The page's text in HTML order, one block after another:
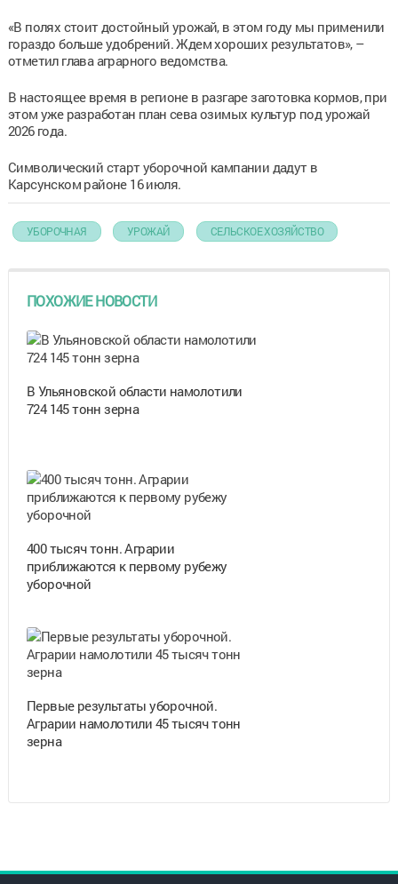
«В полях стоит достойный урожай, в этом году мы применили
гораздо больше удобрений. Ждем хороших результатов», –
отметил глава аграрного ведомства.
В настоящее время в регионе в разгаре заготовка кормов, при
этом уже разработан план сева озимых культур под урожай
2026 года.
Символический старт уборочной кампании дадут в
Карсунском районе 16 июля.
УБОРОЧНАЯ УРОЖАЙ СЕЛЬСКОЕ ХОЗЯЙСТВО
ПОХОЖИЕ НОВОСТИ
В Ульяновской области намолотили
724 145 тонн зерна
400 тысяч тонн. Аграрии
приближаются к первому рубежу
уборочной
Первые результаты уборочной.
Аграрии намолотили 45 тысяч тонн
зерна